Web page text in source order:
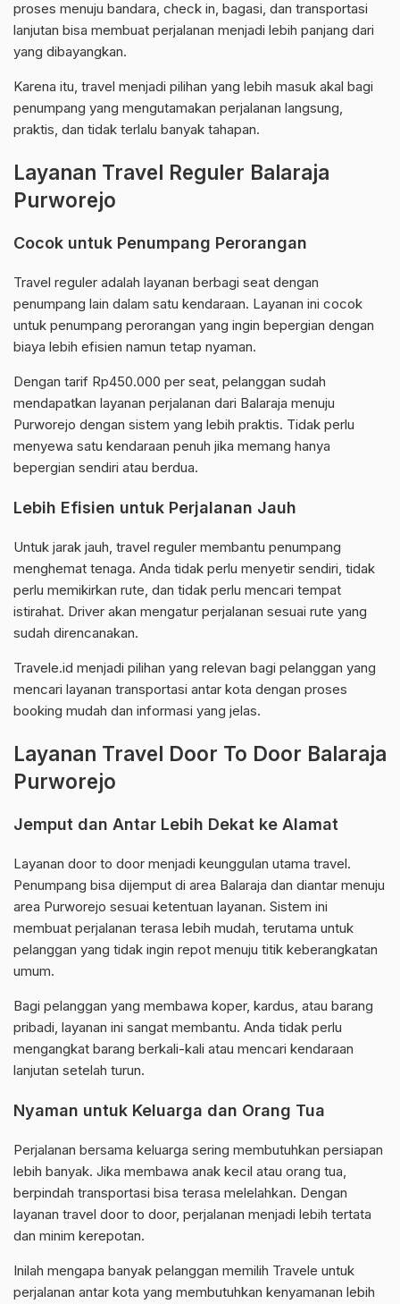
proses menuju bandara, check in, bagasi, dan transportasi
lanjutan bisa membuat perjalanan menjadi lebih panjang dari
yang dibayangkan.
Karena itu, travel menjadi pilihan yang lebih masuk akal bagi
penumpang yang mengutamakan perjalanan langsung,
praktis, dan tidak terlalu banyak tahapan.
Layanan Travel Reguler Balaraja
Purworejo
Cocok untuk Penumpang Perorangan
Travel reguler adalah layanan berbagi seat dengan
penumpang lain dalam satu kendaraan. Layanan ini cocok
untuk penumpang perorangan yang ingin bepergian dengan
biaya lebih efisien namun tetap nyaman.
Dengan tarif Rp450.000 per seat, pelanggan sudah
mendapatkan layanan perjalanan dari Balaraja menuju
Purworejo dengan sistem yang lebih praktis. Tidak perlu
menyewa satu kendaraan penuh jika memang hanya
bepergian sendiri atau berdua.
Lebih Efisien untuk Perjalanan Jauh
Untuk jarak jauh, travel reguler membantu penumpang
menghemat tenaga. Anda tidak perlu menyetir sendiri, tidak
perlu memikirkan rute, dan tidak perlu mencari tempat
istirahat. Driver akan mengatur perjalanan sesuai rute yang
sudah direncanakan.
Travele.id menjadi pilihan yang relevan bagi pelanggan yang
mencari layanan transportasi antar kota dengan proses
booking mudah dan informasi yang jelas.
Layanan Travel Door To Door Balaraja
Purworejo
Jemput dan Antar Lebih Dekat ke Alamat
Layanan door to door menjadi keunggulan utama travel.
Penumpang bisa dijemput di area Balaraja dan diantar menuju
area Purworejo sesuai ketentuan layanan. Sistem ini
membuat perjalanan terasa lebih mudah, terutama untuk
pelanggan yang tidak ingin repot menuju titik keberangkatan
umum.
Bagi pelanggan yang membawa koper, kardus, atau barang
pribadi, layanan ini sangat membantu. Anda tidak perlu
mengangkat barang berkali-kali atau mencari kendaraan
lanjutan setelah turun.
Nyaman untuk Keluarga dan Orang Tua
Perjalanan bersama keluarga sering membutuhkan persiapan
lebih banyak. Jika membawa anak kecil atau orang tua,
berpindah transportasi bisa terasa melelahkan. Dengan
layanan travel door to door, perjalanan menjadi lebih tertata
dan minim kerepotan.
Inilah mengapa banyak pelanggan memilih Travele untuk
perjalanan antar kota yang membutuhkan kenyamanan lebih